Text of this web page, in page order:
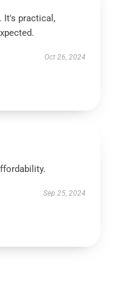
It's practical,
Oct 26, 2024
Sep 25, 2024